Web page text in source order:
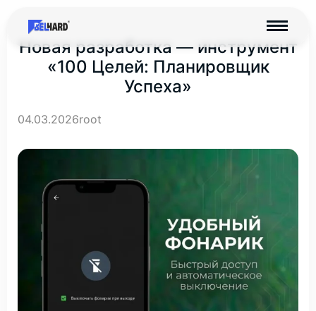
Новая разработка — инструмент
«100 Целей: Планировщик
Успеха»
04.03.2026root